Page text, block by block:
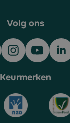
Volg ons
Keurmerken